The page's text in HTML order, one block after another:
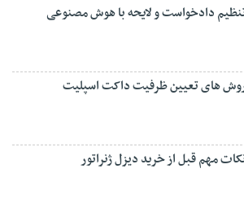
دادخواست و لایحه با هوش مصنوعی
های تعیین ظرفیت داکت اسپلیت
مهم قبل از خرید دیزل ژنراتور